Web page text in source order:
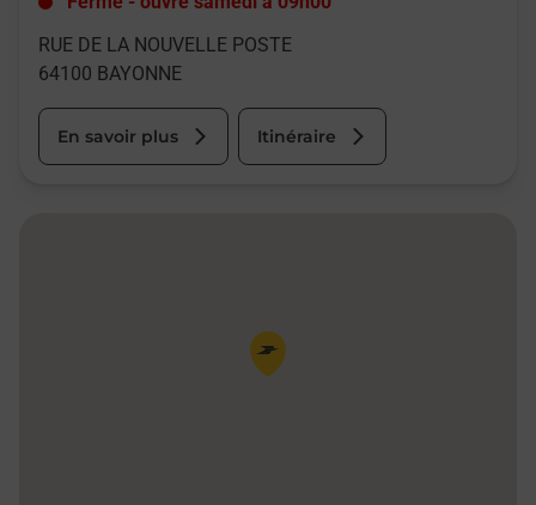
RUE DE LA NOUVELLE POSTE
64100 BAYONNE
En savoir plus Itinéraire
Pin de la carte